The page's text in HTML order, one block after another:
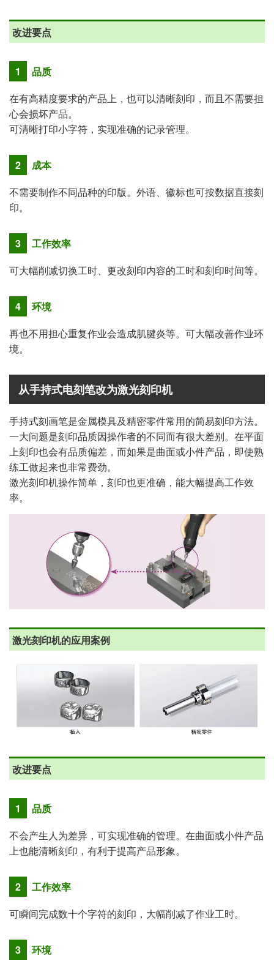
改进要点
1
品质
在有高精度要求的产品上，也可以清晰刻印，而且不需要担
心会损坏产品。
可清晰打印小字符，实现准确的记录管理。
2
成本
不需要制作不同品种的印版。外语、徽标也可按数据直接刻
印。
3
工作效率
可大幅削减切换工时、更改刻印内容的工时和刻印时间等。
4
环境
再也不用担心重复作业会造成肌腱炎等。可大幅改善作业环
境。
从手持式电刻笔改为激光刻印机
手持式刻画笔是金属模具及精密零件常用的简易刻印方法。
一大问题是刻印品质因操作者的不同而有很大差别。在平面
上刻印也会有品质偏差，而如果是曲面或小件产品，即使熟
练工做起来也非常费劲。
激光刻印机操作简单，刻印也更准确，能大幅提高工作效
率。
激光刻印机的应用案例
改进要点
1
品质
不会产生人为差异，可实现准确的管理。在曲面或小件产品
上也能清晰刻印，有利于提高产品形象。
2
工作效率
可瞬间完成数十个字符的刻印，大幅削减了作业工时。
3
环境